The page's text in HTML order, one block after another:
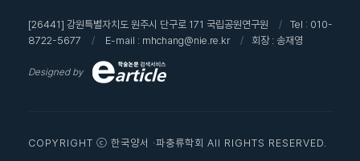
개인정보의 수집 및 이용목적
학회는 수집한 개인정보를 다음의 목적을 위해 활용합니다.
부정 이용 방지와 비인가 사용 방지 , 가입 의사 확인 ,고지사항
[26441] 강원특별자치도 원주시 단구로 171 국립공원연구원 /
Tel : 010-
8722-5677
/ E-mail : mhchang@nie.re.kr / 회장 : 송재영
Designed by
COPYRIGHT ⓒ 한국양서 ·파충류학회 All RIGHTS RESERVED.